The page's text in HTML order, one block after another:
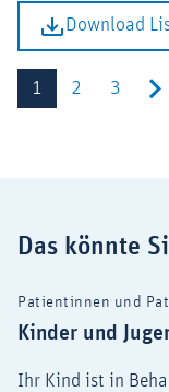
Download
1 2 3
Das könnte
Patientinnen und
Kinder und
Ihr Kind ist in